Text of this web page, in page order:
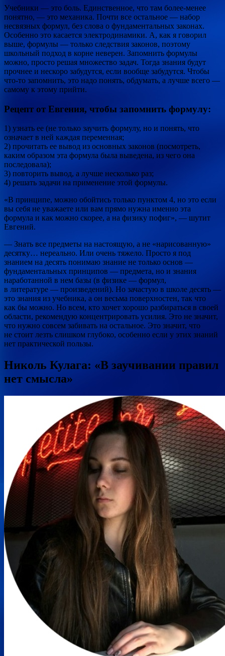
Учебники — это боль. Единственное, что там более-менее
понятно, — это механика. Почти все остальное — набор
несвязных формул, без слова о фундаментальных законах.
Особенно это касается электродинамики. А, как я говорил
выше, формулы — только следствия законов, поэтому
школьный подход в корне неверен. Запомнить формулы
можно, просто решая множество задач. Тогда знания будут
прочнее и нескоро забудутся, если вообще забудутся. Чтобы
что-то запомнить, это надо понять, обдумать, а лучше всего —
самому к этому прийти.
Рецепт от Евгения, чтобы запомнить формулу:
1) узнать ее (не только заучить формулу, но и понять, что
означает в ней каждая переменная;
2) прочитать ее вывод из основных законов (посмотреть,
каким образом эта формула была выведена, из чего она
последовала);
3) повторить вывод, а лучше несколько раз;
4) решать задачи на применение этой формулы.
«В принципе, можно обойтись только пунктом 4, но это если
вы себя не уважаете или вам прямо нужна именно эта
формула и как можно скорее, а на физику пофиг», — шутит
Евгений.
— Знать все предметы на настоящую, а не «нарисованную»
десятку… нереально. Или очень тяжело. Просто я под
знанием на десять понимаю знание не только основ —
фундаментальных принципов — предмета, но и знания
наработанной в нем базы (в физике — формул,
в литературе — произведений). Но зачастую в школе десять —
это знания из учебника, а он весьма поверхностен, так что
как бы можно. Но всем, кто хочет хорошо разбираться в своей
области, рекомендую концентрировать усилия. Это не значит,
что нужно совсем забивать на остальное. Это значит, что
не стоит лезть слишком глубоко, особенно если у этих знаний
нет практической пользы.
Николь Кулага: «В заучивании правил
нет смысла»